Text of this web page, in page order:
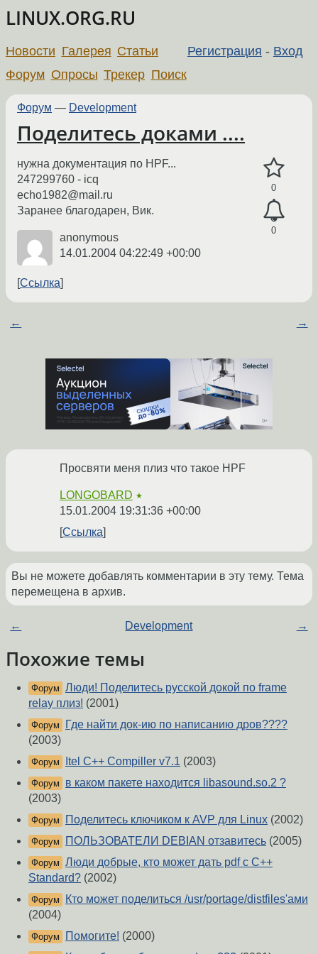
LINUX.ORG.RU
Регистрация - Вход
Новости Галерея Статьи
Форум Опросы Трекер Поиск
Форум — Development
Поделитесь доками ....
0
0
нужна документация по HPF...
247299760 - icq
echo1982@mail.ru
Заранее благодарен, Вик.
anonymous
14.01.2004 04:22:49 +00:00
Ссылка
← →
Просвяти меня плиз что такое HPF
LONGOBARD ★
15.01.2004 19:31:36 +00:00
Ссылка
Вы не можете добавлять комментарии в эту тему. Тема
перемещена в архив.
← Development →
Похожие темы
Форум Люди! Поделитесь русской докой по frame
relay плиз! (2001)
Форум
Где найти док-ию по написанию дров????
(2003)
Форум Itel C++ Compiller v7.1 (2003)
Форум
в каком пакете находится libasound.so.2 ?
(2003)
Форум Поделитесь ключиком к AVP для Linux (2002)
Форум ПОЛЬЗОВАТЕЛИ DEBIAN отзавитесь (2005)
Форум Люди добрые, кто может дать pdf c C++
Standard? (2002)
Форум
Кто может поделиться /usr/portage/distfiles'ами
(2004)
Форум Помогите! (2000)